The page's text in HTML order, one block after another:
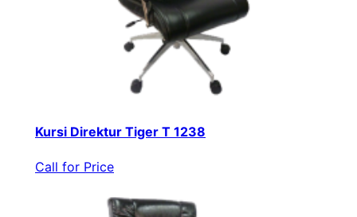
Kursi Direktur Tiger T 1238
Call for Price